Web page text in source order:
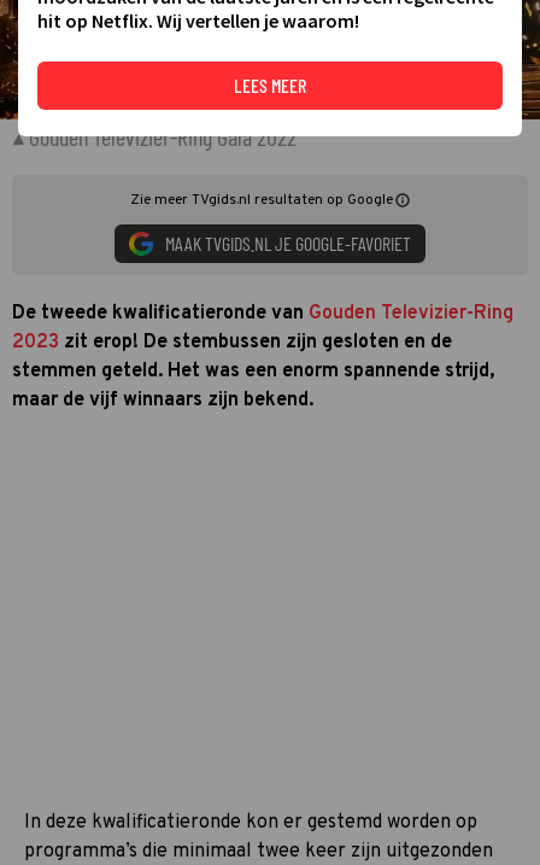
Gouden Televizier-Ring Gala 2022
Zie meer TVgids.nl resultaten op Google
MAAK TVGIDS.NL JE GOOGLE-FAVORIET
De tweede kwalificatieronde van Gouden Televizier-Ring
2023 zit erop! De stembussen zijn gesloten en de
stemmen geteld. Het was een enorm spannende strijd,
maar de vijf winnaars zijn bekend.
In deze kwalificatieronde kon er gestemd worden op
programma’s die minimaal twee keer zijn uitgezonden
hit op Netflix. Wij vertellen je waarom!
LEES MEER